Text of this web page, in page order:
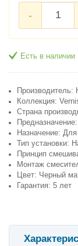
-
Есть в наличии
Производитель:
Коллекция:
Страна
Назначение:
Тип установки:
Принцип
Монтаж
Цвет: Черный
Гарантия: 5 лет